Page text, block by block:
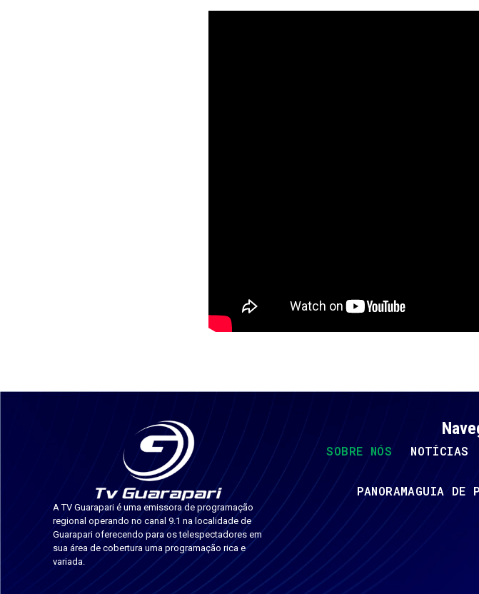
A TV Guarapari é uma emissora de programação
regional operando no canal 9.1 na localidade de
Guarapari oferecendo para os telespectadores em
sua área de cobertura uma programação rica e
variada.
SOBRE NÓS NOTÍCIAS
PANORAMAGUIA DE